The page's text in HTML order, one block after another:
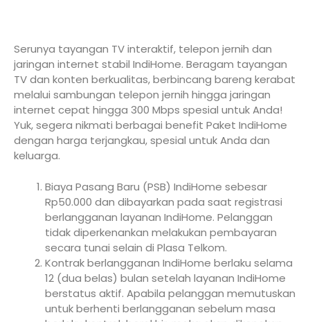
Serunya tayangan TV interaktif, telepon jernih dan
jaringan internet stabil IndiHome. Beragam tayangan
TV dan konten berkualitas, berbincang bareng kerabat
melalui sambungan telepon jernih hingga jaringan
internet cepat hingga 300 Mbps spesial untuk Anda!
Yuk, segera nikmati berbagai benefit Paket IndiHome
dengan harga terjangkau, spesial untuk Anda dan
keluarga.
Biaya Pasang Baru (PSB) IndiHome sebesar
Rp50.000 dan dibayarkan pada saat registrasi
berlangganan layanan IndiHome. Pelanggan
tidak diperkenankan melakukan pembayaran
secara tunai selain di Plasa Telkom.
Kontrak berlangganan IndiHome berlaku selama
12 (dua belas) bulan setelah layanan IndiHome
berstatus aktif. Apabila pelanggan memutuskan
untuk berhenti berlangganan sebelum masa